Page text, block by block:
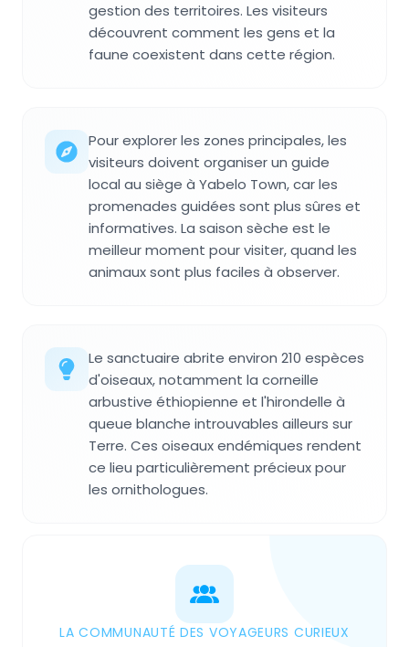
gestion des territoires. Les visiteurs
découvrent comment les gens et la
faune coexistent dans cette région.
Pour explorer les zones principales, les
visiteurs doivent organiser un guide
local au siège à Yabelo Town, car les
promenades guidées sont plus sûres et
informatives. La saison sèche est le
meilleur moment pour visiter, quand les
animaux sont plus faciles à observer.
Le sanctuaire abrite environ 210 espèces
d'oiseaux, notamment la corneille
arbustive éthiopienne et l'hirondelle à
queue blanche introuvables ailleurs sur
Terre. Ces oiseaux endémiques rendent
ce lieu particulièrement précieux pour
les ornithologues.
LA COMMUNAUTÉ DES VOYAGEURS CURIEUX